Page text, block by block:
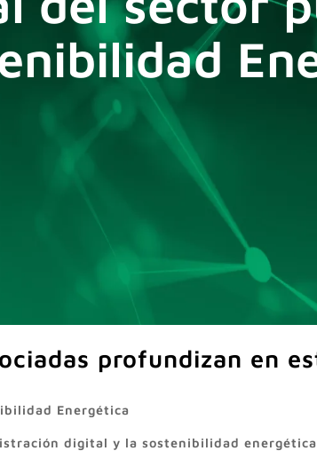
profundizan en
Energética
digital y la sostenibilidad energética